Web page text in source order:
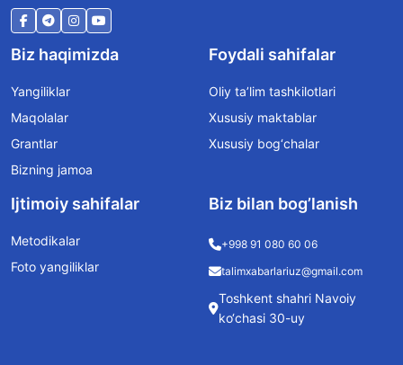
Biz haqimizda
Yangiliklar
Maqolalar
Grantlar
Bizning jamoa
Foydali sahifalar
Oliy ta’lim tashkilotlari
Xususiy maktablar
Xususiy bog‘chalar
Ijtimoiy sahifalar
Metodikalar
Foto yangiliklar
Biz bilan bog’lanish
+998 91 080 60 06
talimxabarlariuz@gmail.com
Toshkent shahri Navoiy
ko‘chasi 30-uy